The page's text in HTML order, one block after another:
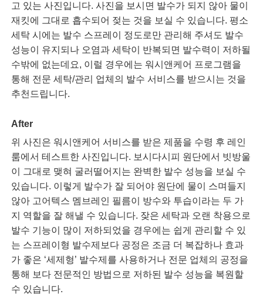
고 있는 사진입니다. 사진을 보시면 발수가 되지 않아 물이
재킷에 그대로 흡수되어 젖는 것을 보실 수 있습니다. 평소
세탁 시에는 발수 스프레이 정도로만 관리해 주셔도 발수
성능이 유지되나 오염과 세탁이 반복되면 발수력이 저하될
수밖에 없는데요, 이럴 경우에는 워시앤케어 프로그램을
통해 전문 세탁/관리 업체의 발수 서비스를 받으시는 것을
추천드립니다.
After
위 사진은 워시앤케어 서비스를 받은 제품을 수령 후 레인
룸에서 테스트한 사진입니다. 보시다시피 원단에서 빗방울
이 그대로 맺혀 굴러떨어지는 완벽한 발수 성능을 보실 수
있습니다. 이렇게 발수가 잘 되어야 원단에 물이 스며들지
않아 고어텍스 멤브레인 필름이 방수와 투습이라는 두 가
지 역할을 잘 해낼 수 있습니다. 잦은 세탁과 오랜 착용으로
발수 기능이 많이 저하되었을 경우에는 쉽게 관리할 수 있
는 스프레이형 발수제보다 공정은 조금 더 복잡하나 효과
가 좋은 ‘세제형’ 발수제를 사용하거나 전문 업체의 공정을
통해 보다 전문적인 방법으로 저하된 발수 성능을 복원할
수 있습니다.